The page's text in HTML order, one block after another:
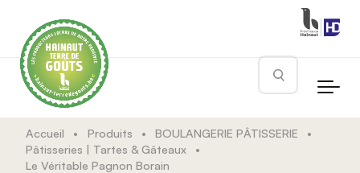
Rechercher
Accueil • Produits • BOULANGERIE PÂTISSERIE
•
Pâtisseries | Tartes & Gâteaux
•
Le Véritable Pagnon Borain